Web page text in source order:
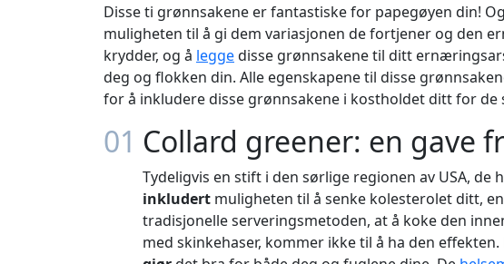
Disse ti grønnsakene er fantastiske for papegøyen din!
muligheten til å gi dem variasjonen de fortjener og den
krydder, og å leggedisse grønnsakene til ditt
deg og flokken din. Alle egenskapene til disse
for å inkludere disse grønnsakene i kostholdet ditt for
01 Collard greener: en gave
Tydeligvis en stift i den sørlige regionen av USA, de
inkludert muligheten til å senke kolesterolet ditt,
tradisjonelle serveringsmetoden, at å koke den
med skinkehaser, kommer ikke til å ha den